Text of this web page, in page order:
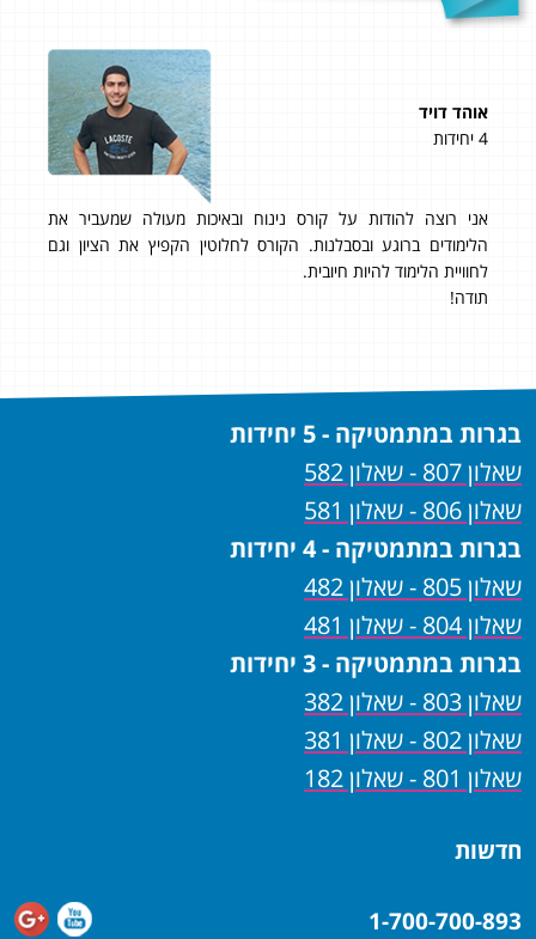
אוהד דויד
4 יחידות
אני רוצה להודות על קורס נינוח ובאיכות מעולה שמעביר את
הלימודים ברוגע ובסבלנות. הקורס לחלוטין הקפיץ את הציון וגם
לחוויית הלימוד להיות חיובית.
תודה!
בגרות במתמטיקה - 5 יחידות
שאלון 807 - שאלון 582
שאלון 806 - שאלון 581
בגרות במתמטיקה - 4 יחידות
שאלון 805 - שאלון 482
שאלון 804 - שאלון 481
בגרות במתמטיקה - 3 יחידות
שאלון 803 - שאלון 382
שאלון 802 - שאלון 381
שאלון 801 - שאלון 182
חדשות
1-700-700-893